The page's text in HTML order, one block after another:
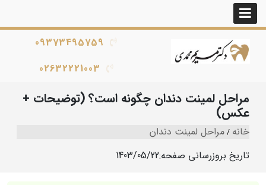
09373495759
02632221003
مراحل لمینت دندان چگونه است؟ (توضیحات +
عکس)
خانه مراحل لمینت دندان
تاریخ بروزرسانی صفحه:1403/05/22